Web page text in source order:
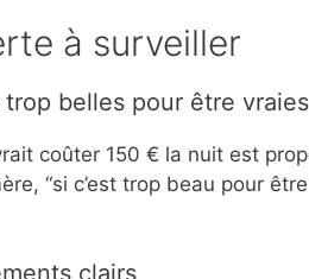
à surveiller
belles pour être vraies
coûter 150 € la nuit est
“si c’est trop beau pour être